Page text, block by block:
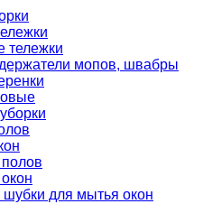
тележки
мопов, швабры
для мытья окон